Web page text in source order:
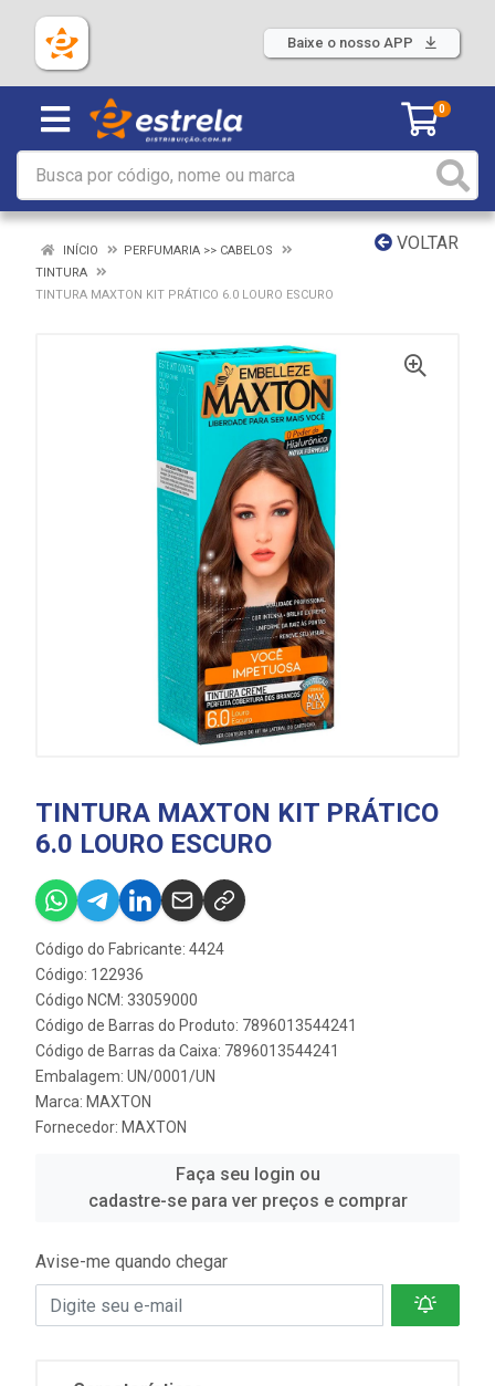
Baixe o nosso APP
0
VOLTAR
INÍCIO
PERFUMARIA >> CABELOS
TINTURA
TINTURA MAXTON KIT PRÁTICO 6.0 LOURO ESCURO
TINTURA MAXTON KIT PRÁTICO
6.0 LOURO ESCURO
Código do Fabricante: 4424
Código: 122936
Código NCM: 33059000
Código de Barras do Produto: 7896013544241
Código de Barras da Caixa: 7896013544241
Embalagem: UN/0001/UN
Marca: MAXTON
Fornecedor: MAXTON
Faça seu login ou
cadastre-se para ver preços e comprar
Avise-me quando chegar